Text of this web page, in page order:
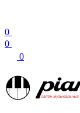
0
0
0